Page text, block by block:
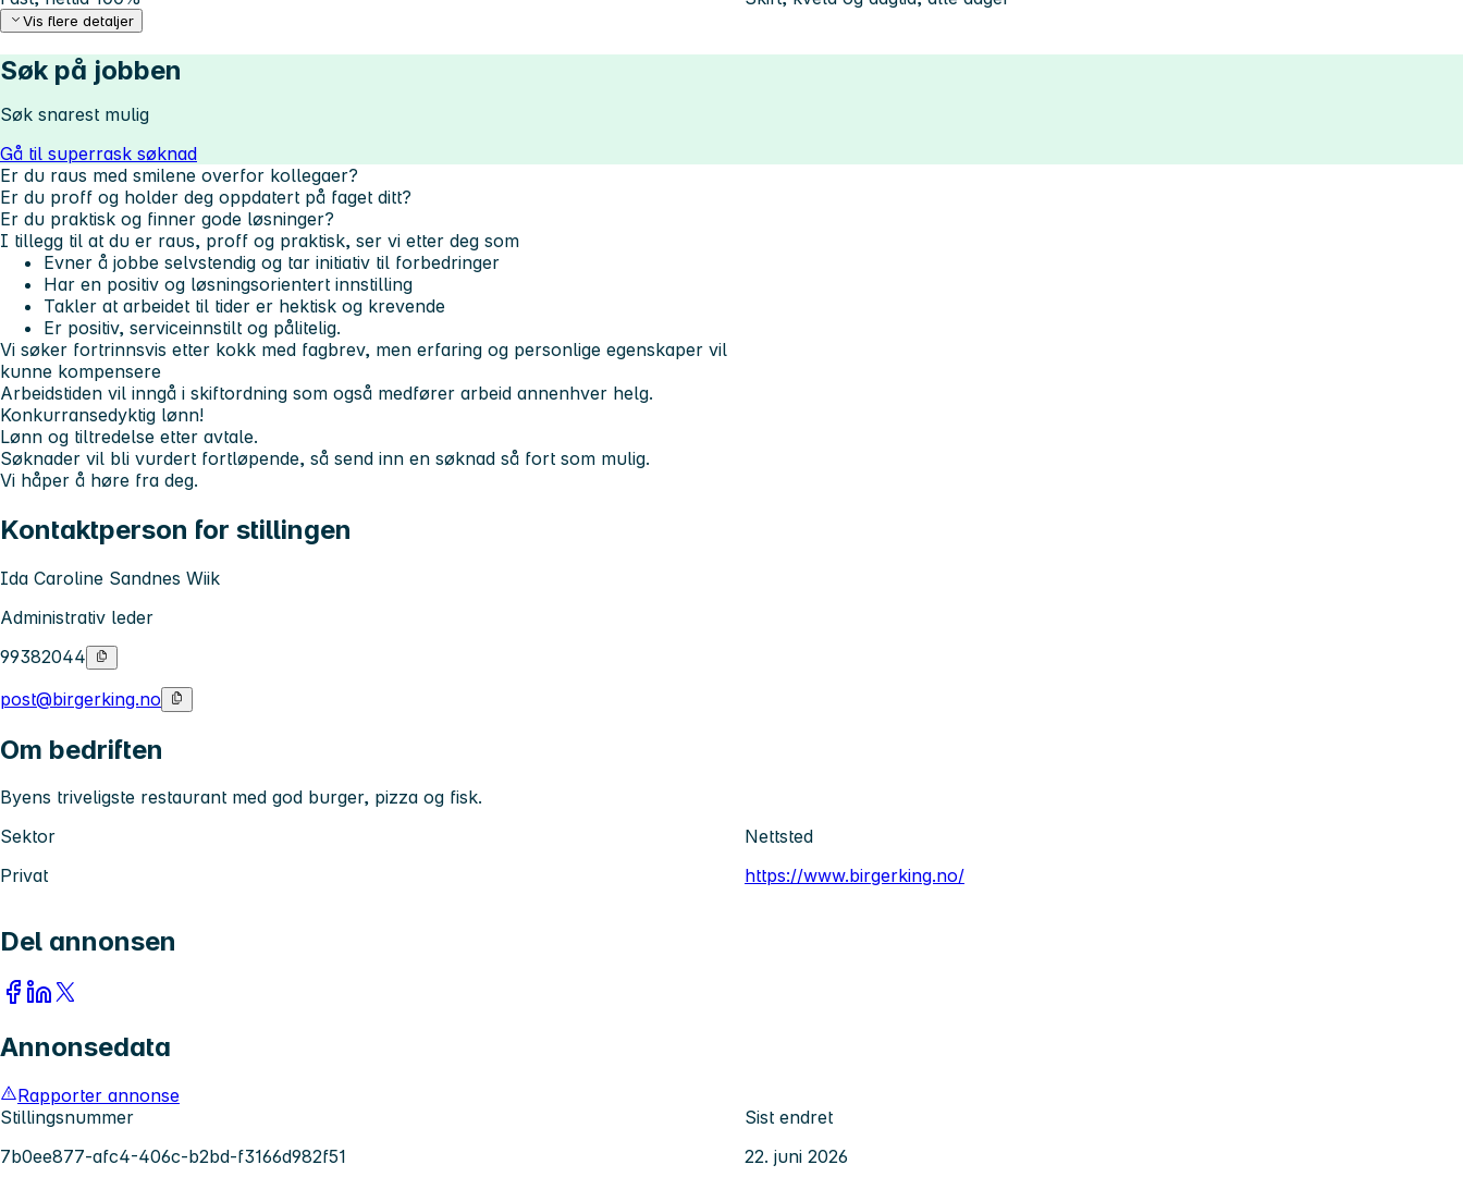
Vis flere detaljer
Søk på jobben
Søk snarest mulig
Gå til superrask søknad
Er du raus med smilene overfor kollegaer?
Er du proff og holder deg oppdatert på faget ditt?
Er du praktisk og finner gode løsninger?
I tillegg til at du er raus, proff og praktisk, ser vi etter deg som
Evner å jobbe selvstendig og tar initiativ til forbedringer
Har en positiv og løsningsorientert innstilling
Takler at arbeidet til tider er hektisk og krevende
Er positiv, serviceinnstilt og pålitelig.
Vi søker fortrinnsvis etter kokk med fagbrev, men erfaring og personlige egenskaper vil
kunne kompensere
Arbeidstiden vil inngå i skiftordning som også medfører arbeid annenhver helg.
Konkurransedyktig lønn!
Lønn og tiltredelse etter avtale.
Søknader vil bli vurdert fortløpende, så send inn en søknad så fort som mulig.
Vi håper å høre fra deg.
Kontaktperson for stillingen
Ida Caroline Sandnes Wiik
Administrativ leder
99382044
post@birgerking.no
Om bedriften
Byens triveligste restaurant med god burger, pizza og fisk.
Sektor
Privat
Nettsted
https://www.birgerking.no/
Del annonsen
Annonsedata
Rapporter annonse
Stillingsnummer
7b0ee877-afc4-406c-b2bd-f3166d982f51
Sist endret
22. juni 2026